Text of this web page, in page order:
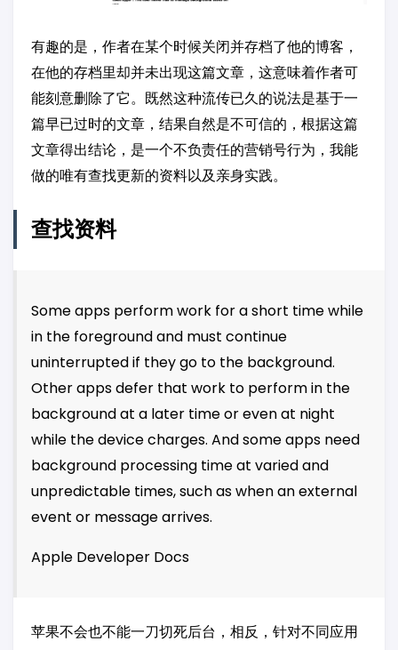
有趣的是，作者在某个时候关闭并存档了他的博客，
在他的存档里却并未出现这篇文章，这意味着作者可
能刻意删除了它。既然这种流传已久的说法是基于一
篇早已过时的文章，结果自然是不可信的，根据这篇
文章得出结论，是一个不负责任的营销号行为，我能
做的唯有查找更新的资料以及亲身实践。
查找资料
Some apps perform work for a short time while
in the foreground and must continue
uninterrupted if they go to the background.
Other apps defer that work to perform in the
background at a later time or even at night
while the device charges. And some apps need
background processing time at varied and
unpredictable times, such as when an external
event or message arrives.
Apple Developer Docs
苹果不会也不能一刀切死后台，相反，针对不同应用